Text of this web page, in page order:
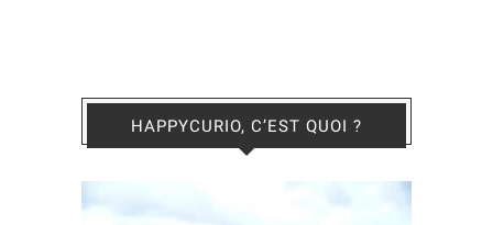
HAPPYCURIO, C’EST QUOI ?